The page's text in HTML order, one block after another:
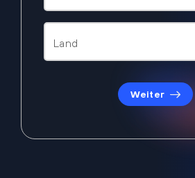
Weiter